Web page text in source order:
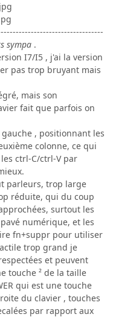
sympa .
I7/I5 , j'ai la version
pas trop bruyant mais
mais son
fait que parfois on
, positionnant les
colonne, ce qui
ctrl-C/ctrl-V par
parleurs, trop large
réduite, qui du coup
surtout les
numérique, et les
fn+suppr pour utiliser
trop grand je
et peuvent
touche ² de la taille
qui est une touche
du clavier , touches
par rapport aux